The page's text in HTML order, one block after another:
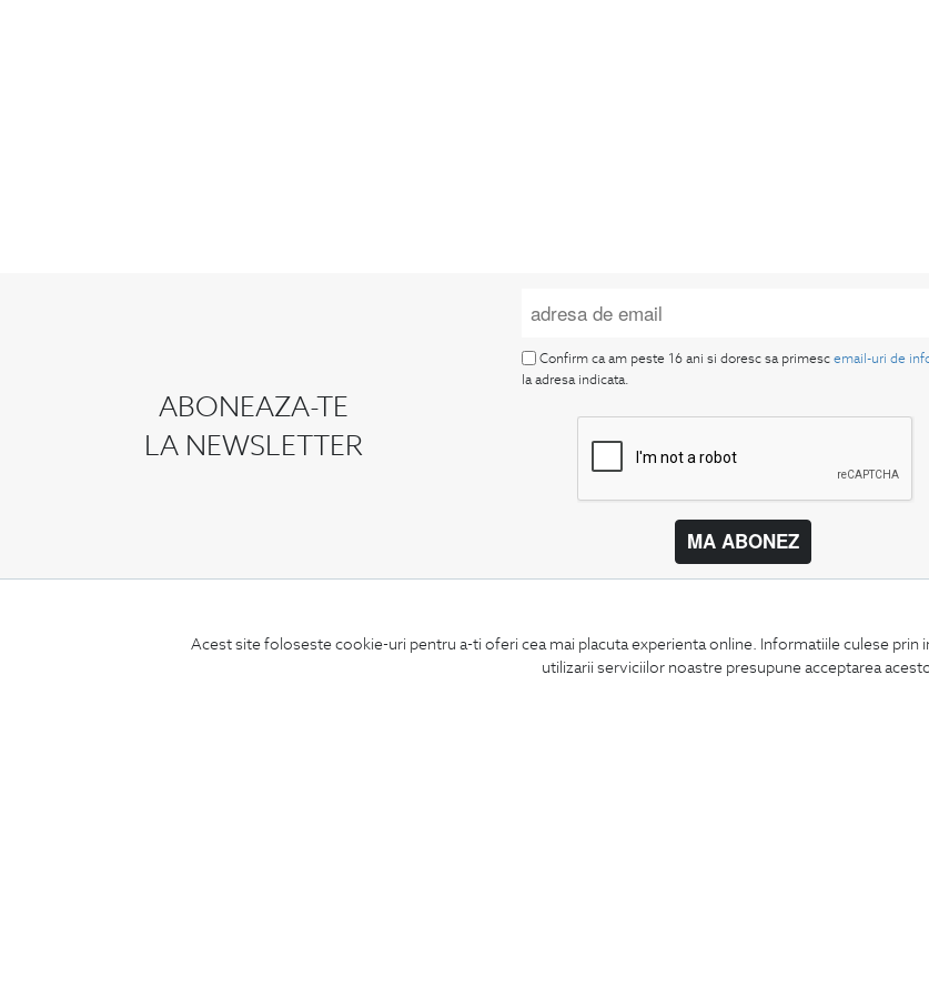
Acest site foloseste cookie-uri pentru a-ti oferi cea mai placuta experienta online. Informatiile culese
utilizarii serviciilor noastre presupune acceptarea
ABONEAZA-TE
LA NEWSLETTER
Confirm ca am peste 16 ani si doresc sa primescemail-uri de
la adresa indicata.
MA ABONEZ
Termeni si conditii
Contact
Magazine
Facebook
LinkedIn